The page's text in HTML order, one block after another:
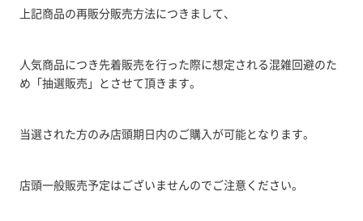
上記商品の再販分販売方法につきまして、
人気商品につき先着販売を行った際に想定される混雑回避のた
め「抽選販売」とさせて頂きます。
当選された方のみ店頭期日内のご購入が可能となります。
店頭一般販売予定はございませんのでご注意ください。